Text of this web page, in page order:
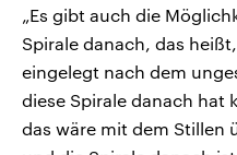
„Es gibt auch die
Spirale danach, das
eingelegt nach dem
diese Spirale danach hat
das wäre mit dem Stillen